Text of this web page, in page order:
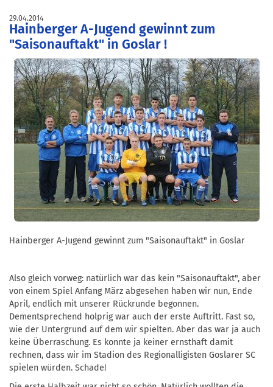
29.04.2014
Hainberger A-Jugend gewinnt zum
"Saisonauftakt" in Goslar !
Hainberger A-Jugend gewinnt zum "Saisonauftakt" in Goslar
Also gleich vorweg: natürlich war das kein "Saisonauftakt", aber
von einem Spiel Anfang März abgesehen haben wir nun, Ende
April, endlich mit unserer Rückrunde begonnen.
Dementsprechend holprig war auch der erste Auftritt. Fast so,
wie der Untergrund auf dem wir spielten. Aber das war ja auch
keine Überraschung. Es konnte ja keiner ernsthaft damit
rechnen, dass wir im Stadion des Regionalligisten Goslarer SC
spielen würden. Schade!